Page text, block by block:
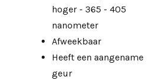
hoger - 365 - 405
nanometer
Afweekbaar
Heeft een aangename
geur